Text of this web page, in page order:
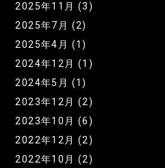
2025年11月 (3)
2025年7月 (2)
2025年4月 (1)
2024年12月 (1)
2024年5月 (1)
2023年12月 (2)
2023年10月 (6)
2022年12月 (2)
2022年10月 (2)